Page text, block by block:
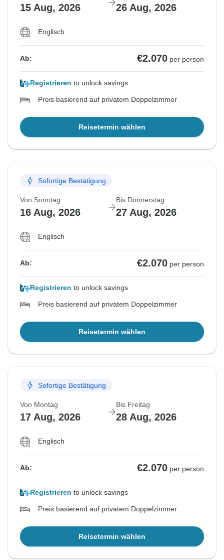
15 Aug, 2026 26 Aug, 2026
Englisch
Ab: €2.070 per person
Registrieren to unlock savings
Preis basierend auf privatem Doppelzimmer
Reisetermin wählen
Sofortige Bestätigung
Von Sonntag
16 Aug, 2026
Bis Donnerstag
27 Aug, 2026
Englisch
Ab: €2.070 per person
Registrieren to unlock savings
Preis basierend auf privatem Doppelzimmer
Reisetermin wählen
Sofortige Bestätigung
Von Montag
17 Aug, 2026
Bis Freitag
28 Aug, 2026
Englisch
Ab: €2.070 per person
Registrieren to unlock savings
Preis basierend auf privatem Doppelzimmer
Reisetermin wählen